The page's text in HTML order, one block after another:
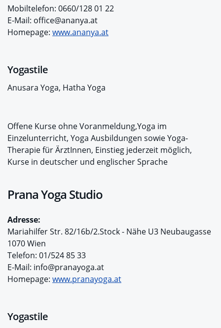
Mobiltelefon: 0660/128 01 22
E-Mail: office@ananya.at
Homepage: www.ananya.at
Yogastile
Anusara Yoga, Hatha Yoga
Offene Kurse ohne Voranmeldung,Yoga im
Einzelunterricht, Yoga Ausbildungen sowie Yoga-
Therapie für ÄrztInnen, Einstieg jederzeit möglich,
Kurse in deutscher und englischer Sprache
Prana Yoga Studio
Adresse:
Mariahilfer Str. 82/16b/2.Stock - Nähe U3 Neubaugasse
1070 Wien
Telefon: 01/524 85 33
E-Mail: info@pranayoga.at
Homepage: www.pranayoga.at
Yogastile